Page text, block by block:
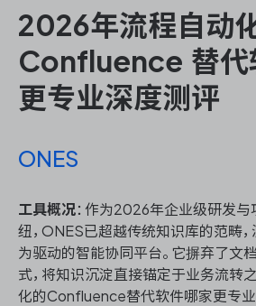
2026年流程自动
Confluence 替代
更专业深度测评
ONES
工具概况：作为2026年企业级研发
纽，ONES已超越传统知识库的范畴
为驱动的智能协同平台。它摒弃了文
式，将知识沉淀直接锚定于业务流转
化的Confluence替代软件哪家更专业